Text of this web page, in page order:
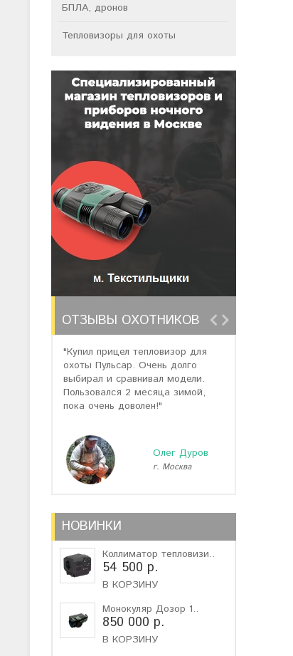
БПЛА, дронов
Тепловизоры для охоты
ОТЗЫВЫ ОХОТНИКОВ
"Купил прицел тепловизор для
охоты Пульсар. Очень долго
выбирал и сравнивал модели.
Пользовался 2 месяца зимой,
пока очень доволен!"
Олег Дуров
г. Москва
НОВИНКИ
Коллиматор тепловизи..
54 500 р.
В КОРЗИНУ
Монокуляр Дозор 1..
850 000 р.
В КОРЗИНУ